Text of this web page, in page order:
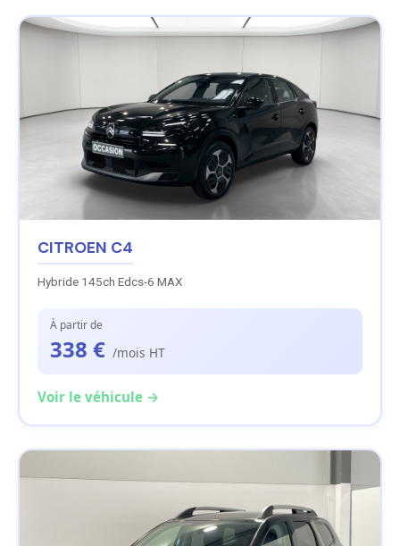
CITROEN C4
Hybride 145ch Edcs-6 MAX
À partir de
338 € /mois HT
Voir le véhicule →